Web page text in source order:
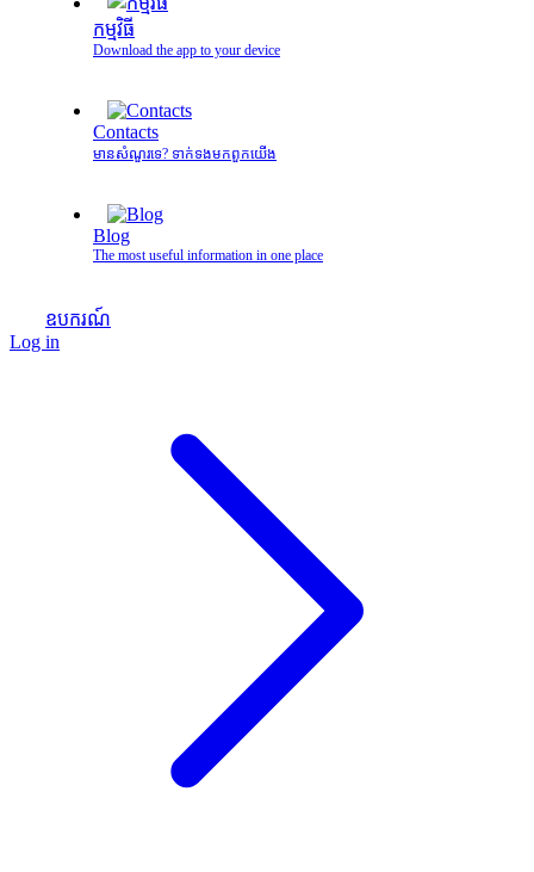
កម្មវិធី
Download the app to your device
Contacts
មានសំណួរទេ? ទាក់ទងមកពួកយើង
Blog
The most useful information in one place
ឧបករណ៍
Log in